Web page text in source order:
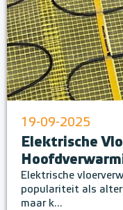
19-09-2025
Elektrische
Elektrische
populariteit als
maar k...